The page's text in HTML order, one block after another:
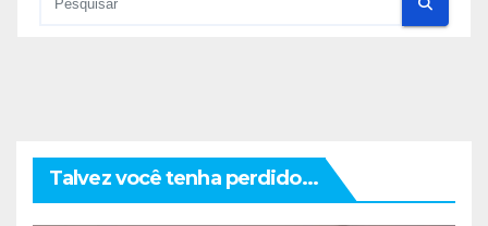
Talvez você tenha perdido...